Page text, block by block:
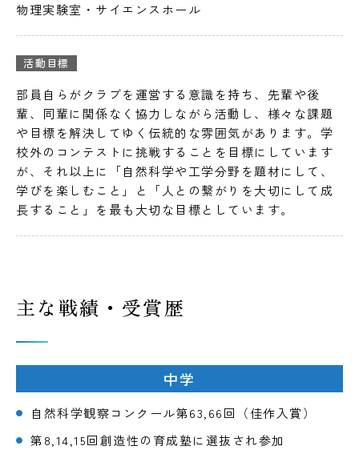
物理実験室・サイエンスホール
活動目標
部員自らがクラブを運営する意識を持ち、先輩や後
輩、同輩に関係なく協力しながら活動し、様々な課題
や目標を解決してゆく伝統的な雰囲気があります。学
校外のコンテストに挑戦することを目標にしています
が、それ以上に「自然科学や工学分野を題材にして、
学びを楽しむこと」と「人との繋がりを大切にして成
長すること」を最も大切な目標としています。
主な戦績・受賞歴
中学
自然科学観察コンクール第63,66回（佳作入賞）
第8,14,15回創造性の育成塾に選抜され参加